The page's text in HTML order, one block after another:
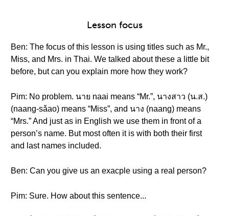
Lesson focus
Ben: The focus of this lesson is using titles such as Mr.,
Miss, and Mrs. in Thai. We talked about these a little bit
before, but can you explain more how they work?
Pim: No problem. นาย naai means “Mr.”, นางสาว (น.ส.)
(naang-sǎao) means “Miss”, and นาง (naang) means
“Mrs.” And just as in English we use them in front of a
person’s name. But most often it is with both their first
and last names included.
Ben: Can you give us an exacple using a real person?
Pim: Sure. How about this sentence...